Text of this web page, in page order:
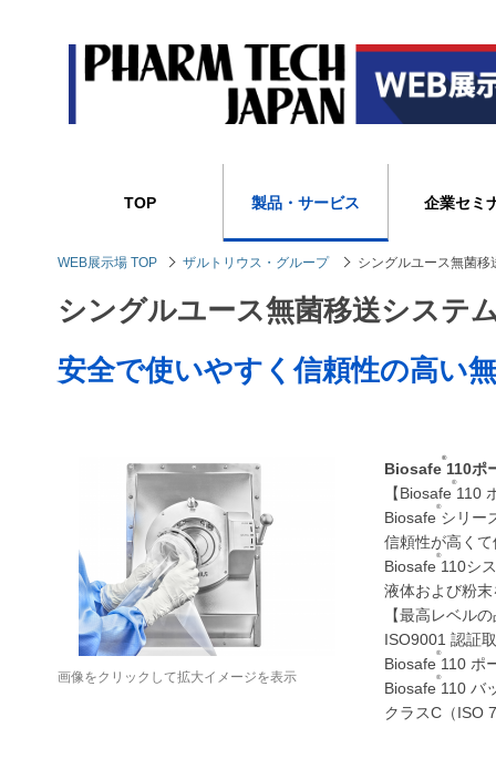
TOP 製品・サービス 企業セミ
WEB展示場 TOP ザルトリウス・グループ シングルユース無菌
シングルユース無菌移送システ
安全で使いやすく信頼性の高い
画像をクリックして拡大イメージを表示
Biosafe
®
110ポ
【Biosafe
®
110
Biosafe
®
シリー
信頼性が高く
Biosafe
®
110シ
液体および粉
【最高レベル
ISO9001 認証
Biosafe
®
110 ポ
Biosafe
®
110 バ
クラスC（ISO